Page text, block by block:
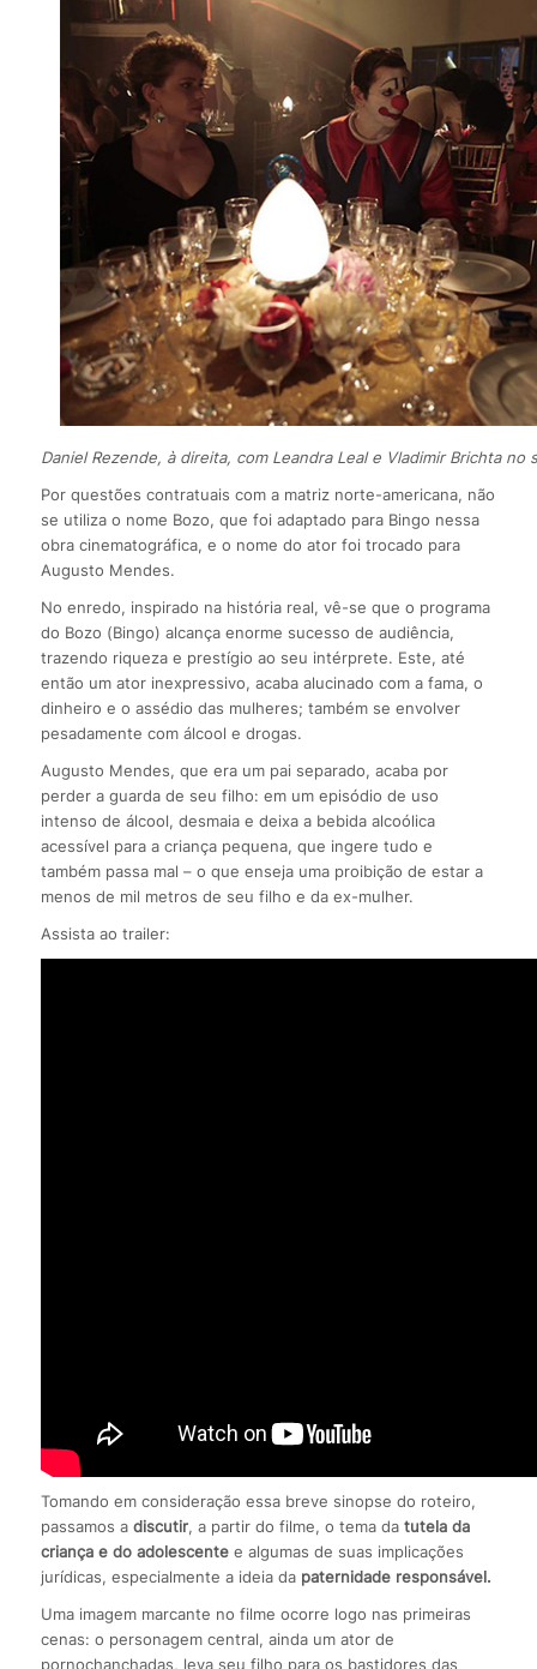
Daniel Rezende, à direita, com Leandra Leal e Vladimir Brichta no
Por questões contratuais com a matriz norte-americana, não
se utiliza o nome Bozo, que foi adaptado para Bingo nessa
obra cinematográfica, e o nome do ator foi trocado para
Augusto Mendes.
No enredo, inspirado na história real, vê-se que o programa
do Bozo (Bingo) alcança enorme sucesso de audiência,
trazendo riqueza e prestígio ao seu intérprete. Este, até
então um ator inexpressivo, acaba alucinado com a fama, o
dinheiro e o assédio das mulheres; também se envolver
pesadamente com álcool e drogas.
Augusto Mendes, que era um pai separado, acaba por
perder a guarda de seu filho: em um episódio de uso
intenso de álcool, desmaia e deixa a bebida alcoólica
acessível para a criança pequena, que ingere tudo e
também passa mal – o que enseja uma proibição de estar a
menos de mil metros de seu filho e da ex-mulher.
Assista ao trailer:
Tomando em consideração essa breve sinopse do roteiro,
passamos a discutir, a partir do filme, o tema da tutela da
criança e do adolescentee algumas de suas implicações
jurídicas, especialmente a ideia da paternidade responsável.
Uma imagem marcante no filme ocorre logo nas primeiras
cenas: o personagem central, ainda um ator de
pornochanchadas, leva seu filho para os bastidores das